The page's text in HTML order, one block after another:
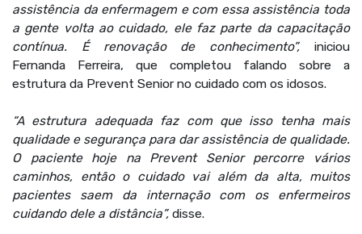
assistência da enfermagem e com essa assistência toda
a gente volta ao cuidado, ele faz parte da capacitação
contínua. É renovação de conhecimento”, iniciou
Fernanda Ferreira, que completou falando sobre a
estrutura da Prevent Senior no cuidado com os idosos.
“A estrutura adequada faz com que isso tenha mais
qualidade e segurança para dar assistência de qualidade.
O paciente hoje na Prevent Senior percorre vários
caminhos, então o cuidado vai além da alta, muitos
pacientes saem da internação com os enfermeiros
cuidando dele a distância”, disse.